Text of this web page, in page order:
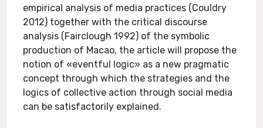
empirical analysis of media practices (Couldry
2012) together with the critical discourse
analysis (Fairclough 1992) of the symbolic
production of Macao, the article will propose the
notion of «eventful logic» as a new pragmatic
concept through which the strategies and the
logics of collective action through social media
can be satisfactorily explained.